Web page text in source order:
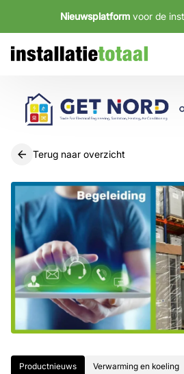
Nieuwsplatform voor de
Terug naar overzicht
Productnieuws Verwarming en koeling